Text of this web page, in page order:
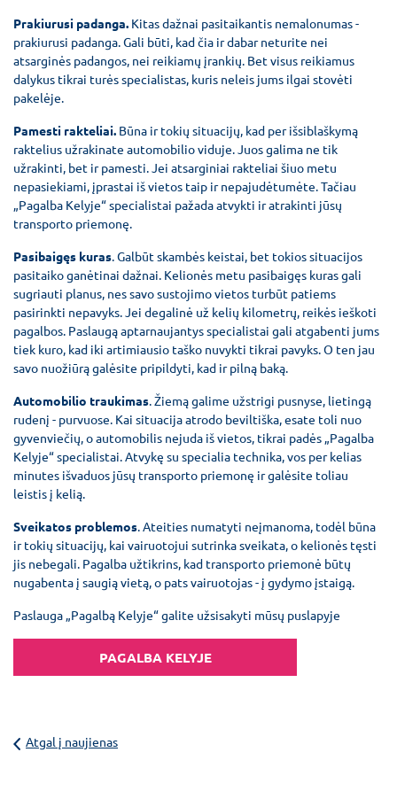
Prakiurusi padanga. Kitas dažnai pasitaikantis nemalonumas -
prakiurusi padanga. Gali būti, kad čia ir dabar neturite nei
atsarginės padangos, nei reikiamų įrankių. Bet visus reikiamus
dalykus tikrai turės specialistas, kuris neleis jums ilgai stovėti
pakelėje.
Pamesti rakteliai. Būna ir tokių situacijų, kad per išsiblaškymą
raktelius užrakinate automobilio viduje. Juos galima ne tik
užrakinti, bet ir pamesti. Jei atsarginiai rakteliai šiuo metu
nepasiekiami, įprastai iš vietos taip ir nepajudėtumėte. Tačiau
„Pagalba Kelyje“ specialistai pažada atvykti ir atrakinti jūsų
transporto priemonę.
Pasibaigęs kuras. Galbūt skambės keistai, bet tokios situacijos
pasitaiko ganėtinai dažnai. Kelionės metu pasibaigęs kuras gali
sugriauti planus, nes savo sustojimo vietos turbūt patiems
pasirinkti nepavyks. Jei degalinė už kelių kilometrų, reikės ieškoti
pagalbos. Paslaugą aptarnaujantys specialistai gali atgabenti jums
tiek kuro, kad iki artimiausio taško nuvykti tikrai pavyks. O ten jau
savo nuožiūrą galėsite pripildyti, kad ir pilną baką.
Automobilio traukimas. Žiemą galime užstrigi pusnyse, lietingą
rudenį - purvuose. Kai situacija atrodo beviltiška, esate toli nuo
gyvenviečių, o automobilis nejuda iš vietos, tikrai padės „Pagalba
Kelyje“ specialistai. Atvykę su specialia technika, vos per kelias
minutes išvaduos jūsų transporto priemonę ir galėsite toliau
leistis į kelią.
Sveikatos problemos. Ateities numatyti neįmanoma, todėl būna
ir tokių situacijų, kai vairuotojui sutrinka sveikata, o kelionės tęsti
jis nebegali. Pagalba užtikrins, kad transporto priemonė būtų
nugabenta į saugią vietą, o pats vairuotojas - į gydymo įstaigą.
Paslauga „Pagalbą Kelyje“ galite užsisakyti mūsų puslapyje
PAGALBA KELYJE
Atgal į naujienas